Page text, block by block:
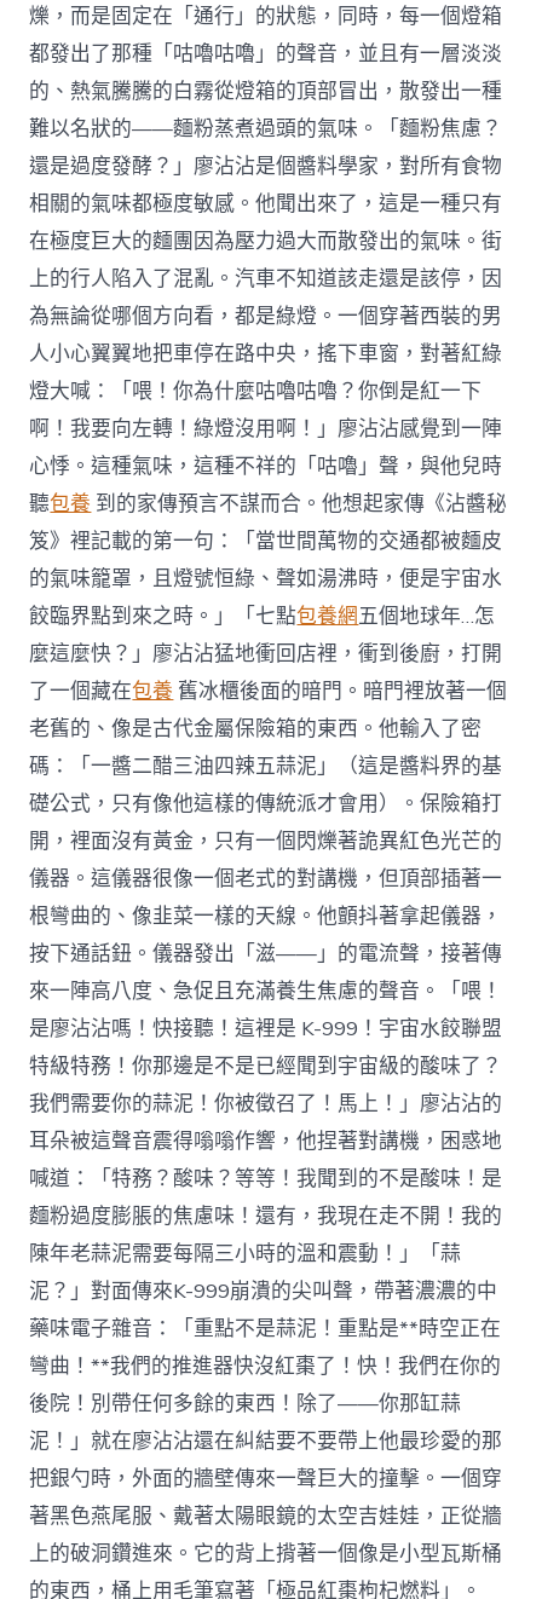
爍，而是固定在「通行」的狀態，同時，每一個燈箱
都發出了那種「咕嚕咕嚕」的聲音，並且有一層淡淡
的、熱氣騰騰的白霧從燈箱的頂部冒出，散發出一種
難以名狀的——麵粉蒸煮過頭的氣味。「麵粉焦慮？
還是過度發酵？」廖沾沾是個醬料學家，對所有食物
相關的氣味都極度敏感。他聞出來了，這是一種只有
在極度巨大的麵團因為壓力過大而散發出的氣味。街
上的行人陷入了混亂。汽車不知道該走還是該停，因
為無論從哪個方向看，都是綠燈。一個穿著西裝的男
人小心翼翼地把車停在路中央，搖下車窗，對著紅綠
燈大喊：「喂！你為什麼咕嚕咕嚕？你倒是紅一下
啊！我要向左轉！綠燈沒用啊！」廖沾沾感覺到一陣
心悸。這種氣味，這種不祥的「咕嚕」聲，與他兒時
聽包養 到的家傳預言不謀而合。他想起家傳《沾醬秘
笈》裡記載的第一句：「當世間萬物的交通都被麵皮
的氣味籠罩，且燈號恒綠、聲如湯沸時，便是宇宙水
餃臨界點到來之時。」「七點包養網五個地球年…怎
麼這麼快？」廖沾沾猛地衝回店裡，衝到後廚，打開
了一個藏在包養 舊冰櫃後面的暗門。暗門裡放著一個
老舊的、像是古代金屬保險箱的東西。他輸入了密
碼：「一醬二醋三油四辣五蒜泥」（這是醬料界的基
礎公式，只有像他這樣的傳統派才會用）。保險箱打
開，裡面沒有黃金，只有一個閃爍著詭異紅色光芒的
儀器。這儀器很像一個老式的對講機，但頂部插著一
根彎曲的、像韭菜一樣的天線。他顫抖著拿起儀器，
按下通話鈕。儀器發出「滋——」的電流聲，接著傳
來一陣高八度、急促且充滿養生焦慮的聲音。「喂！
是廖沾沾嗎！快接聽！這裡是 K-999！宇宙水餃聯盟
特級特務！你那邊是不是已經聞到宇宙級的酸味了？
我們需要你的蒜泥！你被徵召了！馬上！」廖沾沾的
耳朵被這聲音震得嗡嗡作響，他捏著對講機，困惑地
喊道：「特務？酸味？等等！我聞到的不是酸味！是
麵粉過度膨脹的焦慮味！還有，我現在走不開！我的
陳年老蒜泥需要每隔三小時的溫和震動！」「蒜
泥？」對面傳來K-999崩潰的尖叫聲，帶著濃濃的中
藥味電子雜音：「重點不是蒜泥！重點是**時空正在
彎曲！**我們的推進器快沒紅棗了！快！我們在你的
後院！別帶任何多餘的東西！除了——你那缸蒜
泥！」就在廖沾沾還在糾結要不要帶上他最珍愛的那
把銀勺時，外面的牆壁傳來一聲巨大的撞擊。一個穿
著黑色燕尾服、戴著太陽眼鏡的太空吉娃娃，正從牆
上的破洞鑽進來。它的背上揹著一個像是小型瓦斯桶
的東西，桶上用毛筆寫著「極品紅棗枸杞燃料」。